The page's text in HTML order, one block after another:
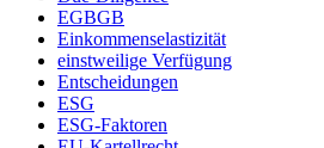
EGBGB
Einkommenselastizität
einstweilige Verfügung
Entscheidungen
ESG
ESG-Faktoren